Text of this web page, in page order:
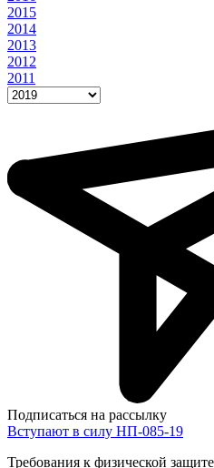
2015
2014
2013
2012
2011
Подписаться на рассылку
Вступают в силу НП-085-19
Требования к физической